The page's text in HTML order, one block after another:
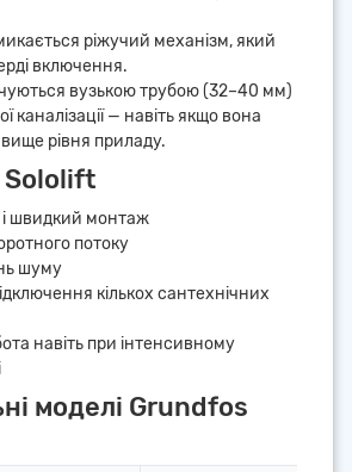
ріжучий механізм, який
включення.
вузькою трубою (32–40 мм)
каналізації — навіть якщо вона
рівня приладу.
Sololift
і швидкий монтаж
потоку
шуму
кількох сантехнічних
навіть при інтенсивному
моделі Grundfos